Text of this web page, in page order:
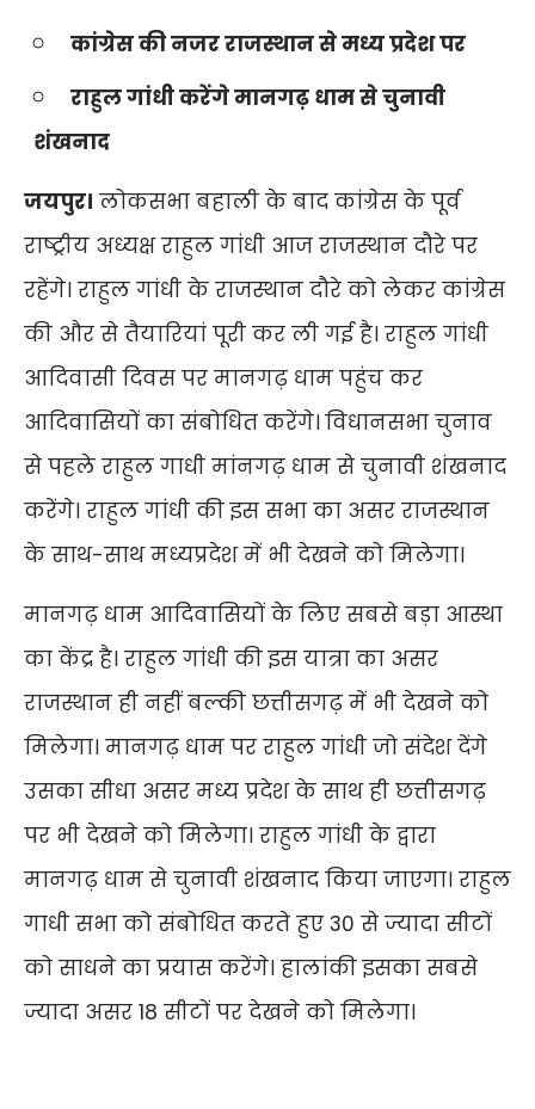
कांग्रेस की नजर राजस्थान से मध्य प्रदेश पर
राहुल गांधी करेंगे मानगढ़ धाम से चुनावी
शंखनाद
जयपुर। लोकसभा बहाली के बाद कांग्रेस के पूर्व
राष्ट्रीय अध्यक्ष राहुल गांधी आज राजस्थान दौरे पर
रहेंगे। राहुल गांधी के राजस्थान दौरे को लेकर कांग्रेस
की और से तैयारियां पूरी कर ली गई है। राहुल गांधी
आदिवासी दिवस पर मानगढ़ धाम पहुंच कर
आदिवासियों का संबोधित करेंगे।विधानसभा चुनाव
से पहले राहुल गाधी मांनगढ़ धाम से चुनावी शंखनाद
करेंगे। राहुल गांधी की इस सभा का असर राजस्थान
के साथ-साथ मध्यप्रदेश में भी देखने को मिलेगा।
मानगढ़ धाम आदिवासियों के लिए सबसे बड़ा आस्था
का केंद्र है। राहुल गांधी की इस यात्रा का असर
राजस्थान ही नहीं बल्की छत्तीसगढ़ में भी देखने को
मिलेगा। मानगढ़ धाम पर राहुल गांधी जो संदेश देंगे
उसका सीधा असर मध्य प्रदेश के साथ ही छत्तीसगढ़
पर भी देखने को मिलेगा। राहुल गांधी के द्वारा
मानगढ़ धाम से चुनावी शंखनाद किया जाएगा। राहुल
गाधी सभा को संबोधित करते हुए 30 से ज्यादा सीटों
को साधने का प्रयास करेंगे। हालांकी इसका सबसे
ज्यादा असर 18 सीटों पर देखने को मिलेगा।